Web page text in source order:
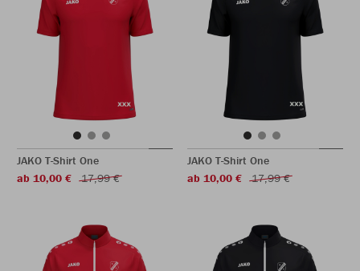
JAKO T-Shirt One
ab 10,00 €
17,99 €
JAKO T-Shirt One
ab 10,00 €
17,99 €